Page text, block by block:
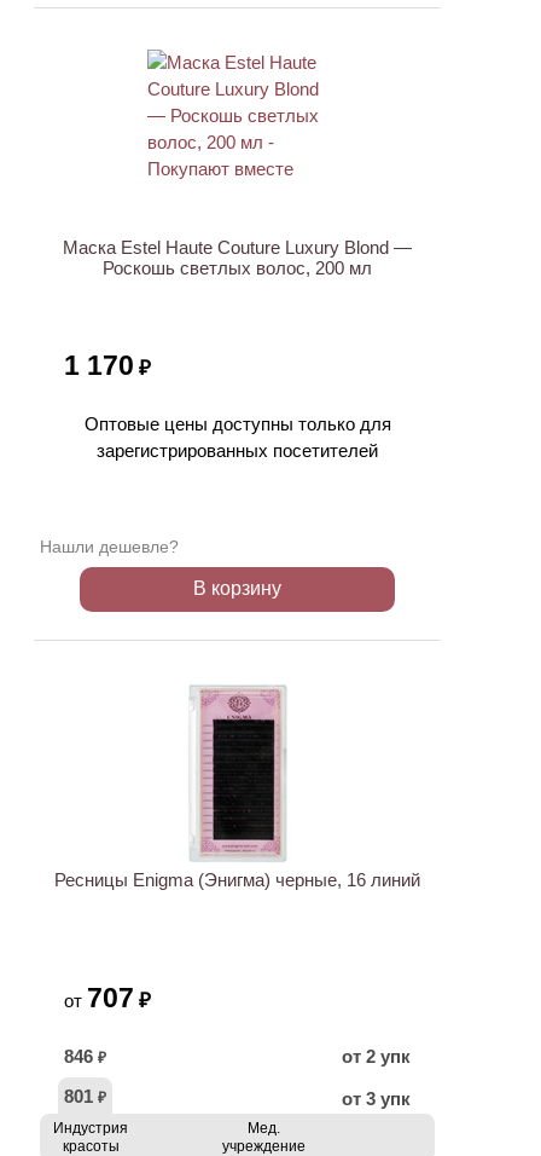
Маска Estel Haute Couture Luxury Blond —
Роскошь светлых волос, 200 мл
1 170 ₽
Оптовые цены доступны только для
зарегистрированных посетителей
Нашли дешевле?
В корзину
Ресницы Enigma (Энигма) черные, 16 линий
от 707 ₽
846 ₽
от 2 упк
801 ₽ от 3 упк
Индустрия
красоты
Мед.
учреждение